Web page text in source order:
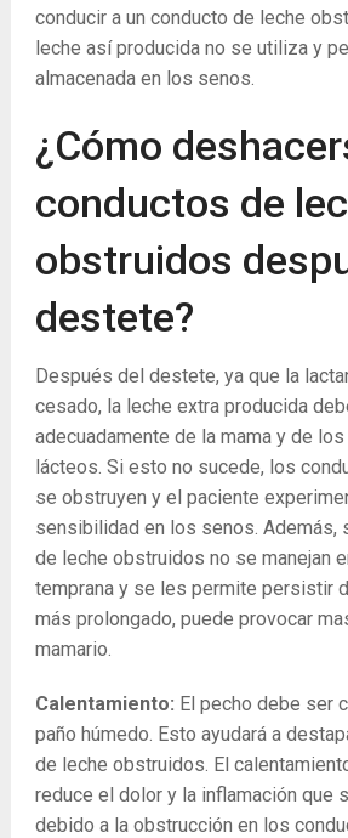
conducir a un conducto de leche
leche así producida no se utiliza y
almacenada en los senos.
¿Cómo
conductos de
obstruidos
destete?
Después del destete, ya que la
cesado, la leche extra producida
adecuadamente de la mama y de
lácteos. Si esto no sucede, los
se obstruyen y el paciente
sensibilidad en los senos. Además,
de leche obstruidos no se manejan
temprana y se les permite persistir
más prolongado, puede provocar
mamario.
Calentamiento: El pecho debe ser
paño húmedo. Esto ayudará a
de leche obstruidos. El
reduce el dolor y la inflamación que
debido a la obstrucción en los